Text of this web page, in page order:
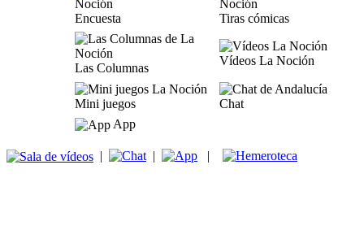
Encuesta Tiras cómicas
Las Columnas
Vídeos La Noción
Mini juegos
Chat
App
| | |